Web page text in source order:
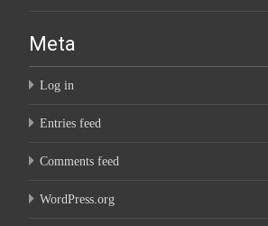
Meta
Log in
Entries feed
Comments feed
WordPress.org